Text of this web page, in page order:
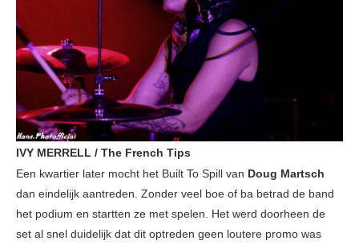
IVY MERRELL / The French Tips
Een kwartier later mocht het Built To Spill van Doug Martsch
dan eindelijk aantreden. Zonder veel boe of ba betrad de band
het podium en startten ze met spelen. Het werd doorheen de
set al snel duidelijk dat dit optreden geen loutere promo was